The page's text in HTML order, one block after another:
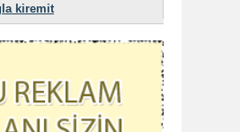
kiremit